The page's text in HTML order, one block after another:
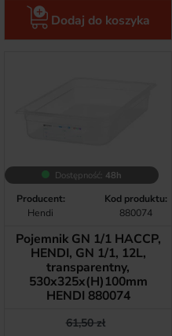
Dodaj do koszyka
Dostępność: 48h
Producent:
Hendi
Kod produktu:
880074
Pojemnik GN 1/1 HACCP,
HENDI, GN 1/1, 12L,
transparentny,
530x325x(H)100mm
HENDI 880074
Cena podstawowa
61,50 zł
Cena